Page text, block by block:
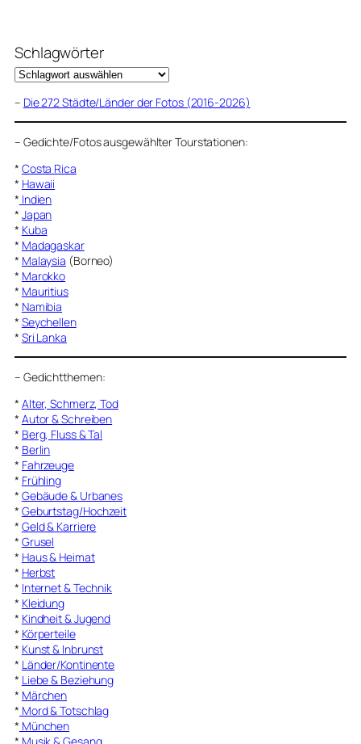
Schlagwörter
– Die 272 Städte/Länder der Fotos (2016-2026)
– Gedichte/Fotos ausgewählter Tourstationen:
* Costa Rica
* Hawaii
* Indien
* Japan
* Kuba
* Madagaskar
* Malaysia (Borneo)
* Marokko
* Mauritius
* Namibia
* Seychellen
* Sri Lanka
– Gedichtthemen:
* Alter, Schmerz, Tod
* Autor & Schreiben
* Berg, Fluss & Tal
* Berlin
* Fahrzeuge
* Frühling
* Gebäude & Urbanes
* Geburtstag/Hochzeit
* Geld & Karriere
* Grusel
* Haus & Heimat
* Herbst
* Internet & Technik
* Kleidung
* Kindheit & Jugend
* Körperteile
* Kunst & Inbrunst
* Länder/Kontinente
* Liebe & Beziehung
* Märchen
* Mord & Totschlag
* München
* Musik & Gesang